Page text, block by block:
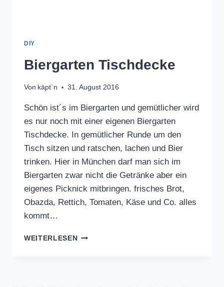
DIY
Biergarten Tischdecke
Von käpt`n 31. August 2016
Schön ist´s im Biergarten und gemütlicher wird
es nur noch mit einer eigenen Biergarten
Tischdecke. In gemütlicher Runde um den
Tisch sitzen und ratschen, lachen und Bier
trinken. Hier in München darf man sich im
Biergarten zwar nicht die Getränke aber ein
eigenes Picknick mitbringen. frisches Brot,
Obazda, Rettich, Tomaten, Käse und Co. alles
kommt…
WEITERLESENBIERGARTEN